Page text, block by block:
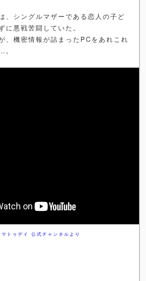
、シングルマザーである恋人の子ど
に悪戦苦闘していた。
、機密情報が詰まったPCをあれこれ
マトゥデイ 公式チャンネルより